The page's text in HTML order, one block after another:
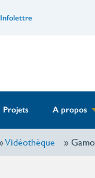
Infolettre
Projets A propos
Vidéothèque